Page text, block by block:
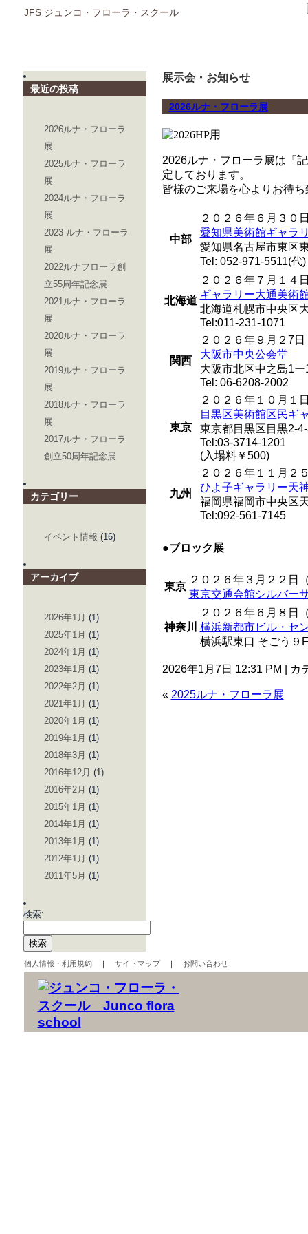
JFS ジュンコ・フローラ・スクール
最近の投稿
2026ルナ・フローラ
展
2025ルナ・フローラ
展
2024ルナ・フローラ
展
2023 ルナ・フローラ
展
2022ルナフローラ創
立55周年記念展
2021ルナ・フローラ
展
2020ルナ・フローラ
展
2019ルナ・フローラ
展
2018ルナ・フローラ
展
2017ルナ・フローラ
創立50周年記念展
カテゴリー
イベント情報 (16)
アーカイブ
2026年1月 (1)
2025年1月 (1)
2024年1月 (1)
2023年1月 (1)
2022年2月 (1)
2021年1月 (1)
2020年1月 (1)
2019年1月 (1)
2018年3月 (1)
2016年12月 (1)
2016年2月 (1)
2015年1月 (1)
2014年1月 (1)
2013年1月 (1)
2012年1月 (1)
2011年5月 (1)
検索:
展示会・お知らせ
2026ルナ・フローラ展
2026ルナ・フローラ展は『
定しております。
皆様のご来場を心よりお待
中部
２０２６年６月３
愛知県美術館ギャラ
愛知県名古屋市東区
Tel: 052-971-5511(代)
北海道
２０２６年７月１４
ギャラリー大通美術
北海道札幌市中央区
Tel:011-231-1071
関西
２０２６年９月２7
大阪市中央公会堂
大阪市北区中之島1ー
Tel: 06-6208-2002
東京
２０２６年１０月１
目黒区美術館区民ギ
東京都目黒区目黒2-
Tel:03-3714-1201
(入場料￥500)
九州
２０２６年１１月２
ひよ子ギャラリー天
福岡県福岡市中央区
Tel:092-561-7145
●ブロック展
東京
２０２６年３月２２日
東京交通会館シルバー
神奈川
２０２６年６月８日
横浜新都市ビル・セ
横浜駅東口 そごう９
2026年1月7日 12:31 PM | カ
« 2025ルナ・フローラ展
個人情報・利用規約｜ サイトマップ｜ お問い合わせ